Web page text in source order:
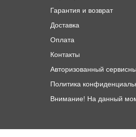
Гарантия и возврат
Доставка
Оплата
Контакты
Авторизованный
Политика
Внимание! На данный